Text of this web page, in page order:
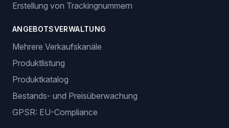
Erstellung von Trackingnummern
ANGEBOTSVERWALTUNG
Mehrere Verkaufskanäle
Produktlistung
Produktkatalog
Bestands- und Preisüberwachung
GPSR: EU-Compliance